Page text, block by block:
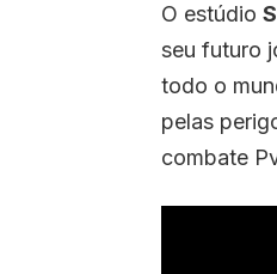
O estúdio
seu futuro
todo o
pelas
combate